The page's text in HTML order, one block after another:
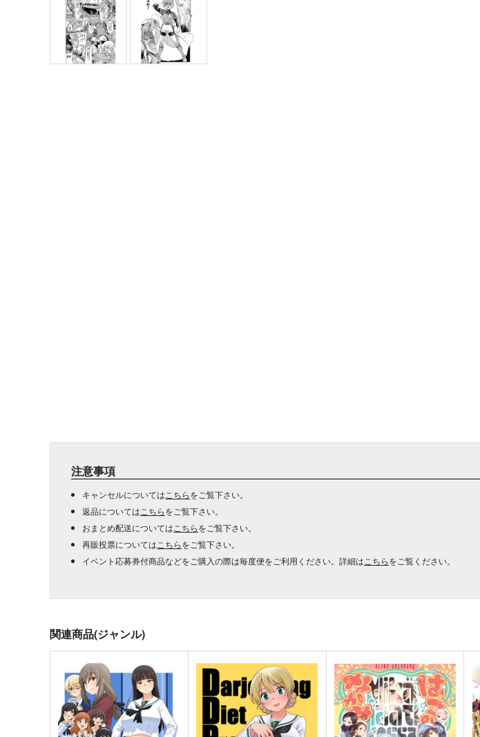
注意事項
キャンセルについては こちらをご覧下さい。
返品については こちらをご覧下さい。
おまとめ配送については こちらをご覧下さい。
再販投票については こちらをご覧下さい。
イベント応募券付商品などをご購入の際は毎度便をご利用ください。詳細は こちらをご覧ください。
関連商品(ジャンル)